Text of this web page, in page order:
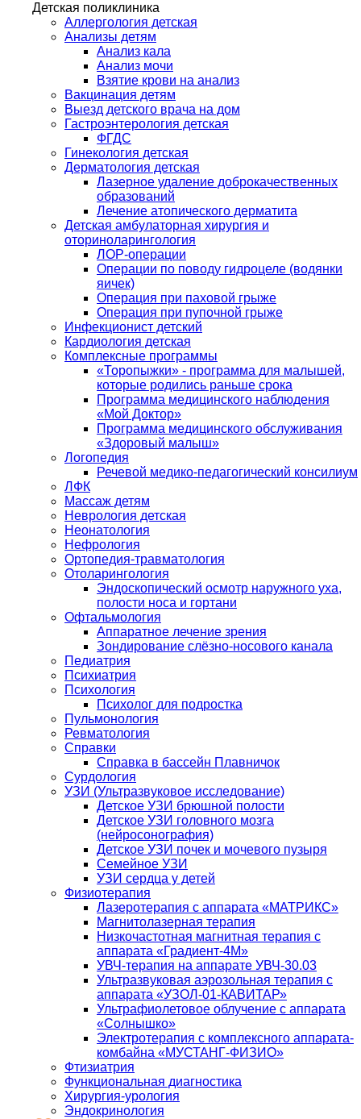
Детская поликлиника
Аллергология детская
Анализы детям
Анализ кала
Анализ мочи
Взятие крови на анализ
Вакцинация детям
Выезд детского врача на дом
Гастроэнтерология детская
ФГДС
Гинекология детская
Дерматология детская
Лазерное удаление доброкачественных
образований
Лечение атопического дерматита
Детская амбулаторная хирургия и
оториноларингология
ЛОР-операции
Операции по поводу гидроцеле (водянки
яичек)
Операция при паховой грыже
Операция при пупочной грыже
Инфекционист детский
Кардиология детская
Комплексные программы
«Торопыжки» - программа для малышей,
которые родились раньше срока
Программа медицинского наблюдения
«Мой Доктор»
Программа медицинского обслуживания
«Здоровый малыш»
Логопедия
Речевой медико-педагогический консилиум
ЛФК
Массаж детям
Неврология детская
Неонатология
Нефрология
Ортопедия-травматология
Отоларингология
Эндоскопический осмотр наружного уха,
полости носа и гортани
Офтальмология
Аппаратное лечение зрения
Зондирование слёзно-носового канала
Педиатрия
Психиатрия
Психология
Психолог для подростка
Пульмонология
Ревматология
Справки
Справка в бассейн Плавничок
Сурдология
УЗИ (Ультразвуковое исследование)
Детское УЗИ брюшной полости
Детское УЗИ головного мозга
(нейросонография)
Детское УЗИ почек и мочевого пузыря
Семейное УЗИ
УЗИ сердца у детей
Физиотерапия
Лазеротерапия с аппарата «МАТРИКС»
Магнитолазерная терапия
Низкочастотная магнитная терапия с
аппарата «Градиент-4М»
УВЧ-терапия на аппарате УВЧ-30.03
Ультразвуковая аэрозольная терапия с
аппарата «УЗОЛ-01-КАВИТАР»
Ультрафиолетовое облучение с аппарата
«Солнышко»
Электротерапия с комплексного аппарата-
комбайна «МУСТАНГ-ФИЗИО»
Фтизиатрия
Функциональная диагностика
Хирургия-урология
Эндокринология